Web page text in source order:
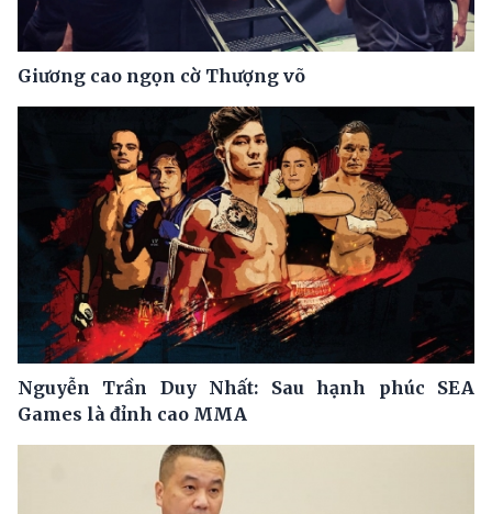
Giương cao ngọn cờ Thượng võ
Nguyễn Trần Duy Nhất: Sau hạnh phúc SEA
Games là đỉnh cao MMA